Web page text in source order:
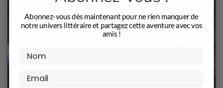
Abonnez-vous dès maintenant pour ne rien manquer de
notre univers littéraire et partagez cette aventure avec vos
amis !